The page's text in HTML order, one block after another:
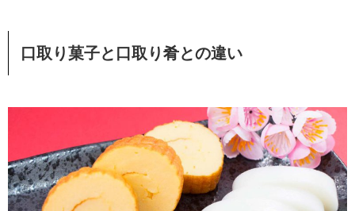
口取り菓子と口取り肴との違い